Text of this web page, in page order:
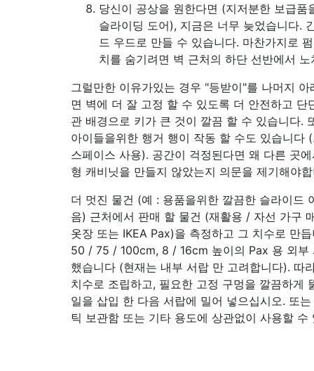
당신이 공상을 원한다면 (지저분한 보급품
슬라이딩 도어), 지금은 너무 늦었습니다.
드 우드로 만들 수 있습니다. 마찬가지로
치를 숨기려면 벽 근처의 하단 선반에서
그럴만한 이유가있는 경우 "등받이"를 나머지
면 벽에 더 잘 고정 할 수 있도록 더 안전하고 단
관 배경으로 키가 큰 것이 깔끔 할 수 있습니다.
아이들을위한 행거 행이 작동 할 수도 있습니다
스페이스 사용). 공간이 걱정된다면 왜 다른 곳
형 캐비닛을 만들지 않았는지 의문을 제기해야
더 멋진 물건 (예 : 용품을위한 깔끔한 슬라이드
음) 근처에서 판매 할 물건 (재활용 / 자선 가구
옷장 또는 IKEA Pax)을 측정하고 그 치수로 만
50 / 75 / 100cm, 8 / 16cm 높이의 Pax 용 외부
했습니다 (현재는 내부 서랍 만 고려합니다). 따
치수로 조립하고, 필요한 고정 구멍을 깔끔하게
일을 삽입 한 다음 서랍에 밀어 넣으십시오. 또
틱 보관함 또는 기타 용도에 상관없이 사용할 수